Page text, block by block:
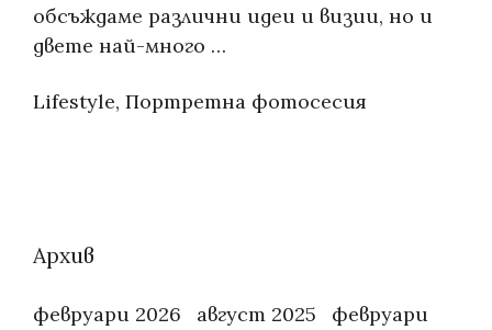
обсъждаме различни идеи и визии, но и
двете най-много …
Categories:
Lifestyle, Портретна фотосесия
Архив
февруари 2026 август 2025
февруари